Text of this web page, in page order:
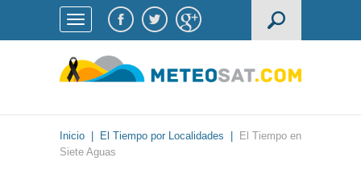
Inicio El Tiempo por Localidades
El Tiempo en
Siete Aguas